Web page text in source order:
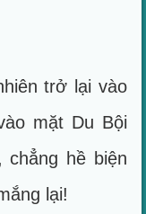
trở lại vào
mặt Du Bội
hề biện
lại!